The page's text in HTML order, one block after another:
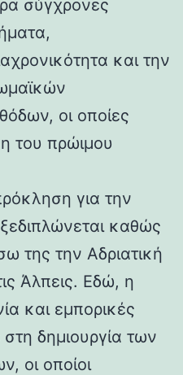
σύγχρονες
και την
οι οποίες
του πρώιμου
για την
καθώς
της την Αδριατική
Άλπεις. Εδώ, η
και εμπορικές
δημιουργία των
οι οποίοι